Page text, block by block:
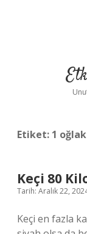
Etiket: 1
Keçi 80
Tarih: Aralık 22,
Keçi en fazla